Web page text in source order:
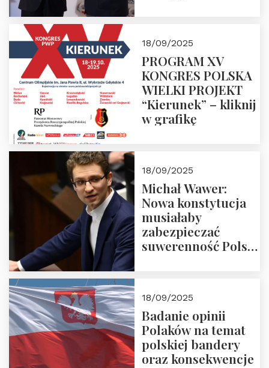
18/09/2025
PROGRAM XV
KONGRES POLSKA
WIELKI PROJEKT
“Kierunek” – kliknij
w grafikę
18/09/2025
Michał Wawer:
Nowa konstytucja
musiałaby
zabezpieczać
suwerenność Polski
18/09/2025
Badanie opinii
Polaków na temat
polskiej bandery
oraz konsekwencje